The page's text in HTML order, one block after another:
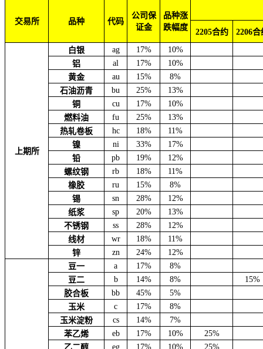
交易所 品种 代码
公司保
证金
品种涨
跌幅度
2205合约 2206合
上期所
白银 ag 17%
10%
铝
al 17%
10%
黄金
au 15%
8%
石油沥青
bu 25%
13%
铜
cu 17%
10%
燃料油
fu 25%
13%
热轧卷板
hc 18%
11%
镍
ni 33%
17%
铅
pb 19%
12%
螺纹钢
rb 18%
11%
橡胶
ru 15%
8%
锡
sn 28%
12%
纸浆
sp 20%
13%
不锈钢
ss 28%
12%
线材
wr 18%
11%
锌
zn 24%
12%
豆一
a 17%
8%
豆二
b 14% 8%
15%
胶合板
bb 45%
5%
玉米
c 17%
8%
玉米淀粉
cs 14%
7%
苯乙烯
eb 17% 10%
25%
eg 17% 10% 25%